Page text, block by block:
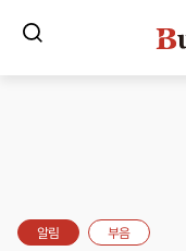
알림 부음